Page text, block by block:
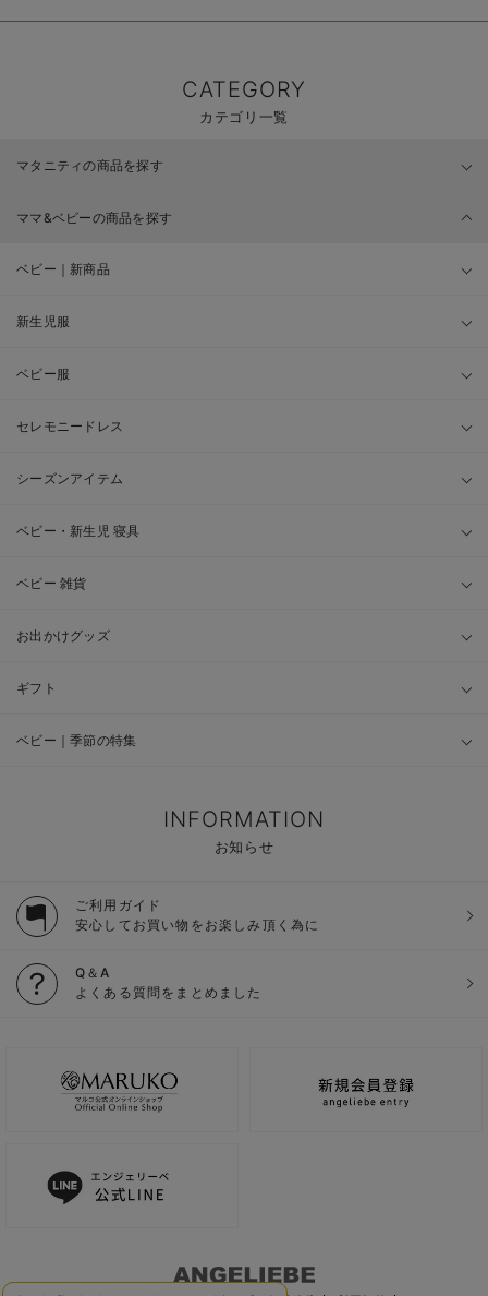
CATEGORY
カテゴリ一覧
マタニティの商品を探す
ママ&ベビーの商品を探す
ベビー｜新商品
新生児服
ベビー服
セレモニードレス
シーズンアイテム
ベビー・新生児 寝具
ベビー 雑貨
お出かけグッズ
ギフト
ベビー｜季節の特集
INFORMATION
お知らせ
ご利用ガイド
安心してお買い物をお楽しみ頂く為に
Q＆A
よくある質問をまとめました